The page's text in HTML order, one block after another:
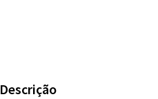
Descrição